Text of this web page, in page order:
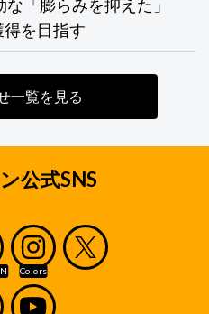
「膨らみを抑えた」
を目指す
一覧を見る
公式SNS